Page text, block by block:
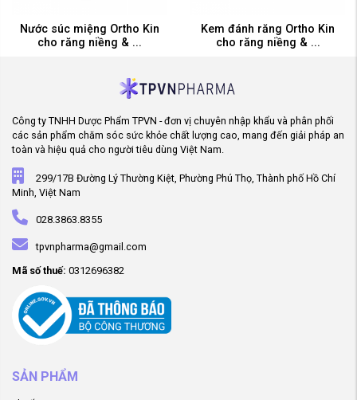
Nước súc miệng Ortho Kin
cho răng niềng & ...
Kem đánh răng Ortho Kin
cho răng niềng & ...
Công ty TNHH Dược Phẩm TPVN - đơn vị chuyên nhập khẩu và phân phối
các sản phẩm chăm sóc sức khỏe chất lượng cao, mang đến giải pháp an
toàn và hiệu quả cho người tiêu dùng Việt Nam.
299/17B Đường Lý Thường Kiệt, Phường Phú Thọ, Thành phố Hồ Chí
Minh, Việt Nam
028.3863.8355
tpvnpharma@gmail.com
Mã số thuế: 0312696382
SẢN PHẨM